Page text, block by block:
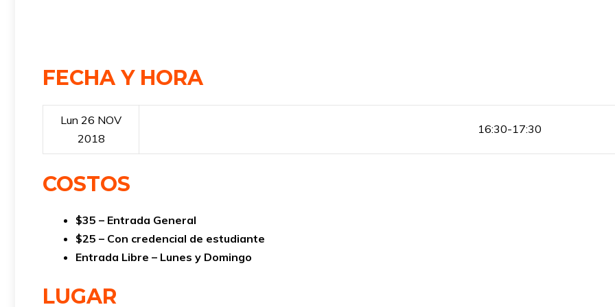
FECHA Y HORA
Lun 26 NOV
2018
16:30-17:30
COSTOS
$35 – Entrada General
$25 – Con credencial de estudiante
Entrada Libre – Lunes y Domingo
LUGAR